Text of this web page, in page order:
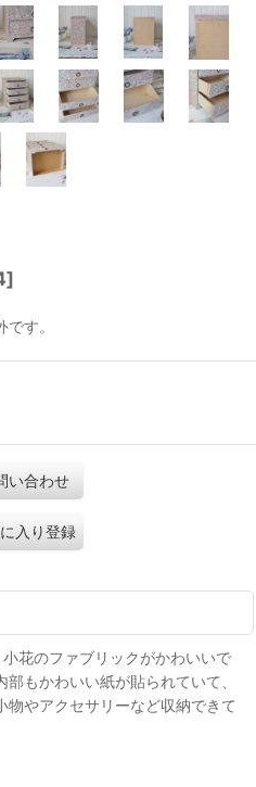
]
す。
い合わせ
入り登録
花のファブリックがかわいいで
もかわいい紙が貼られていて、
やアクセサリーなど収納できて